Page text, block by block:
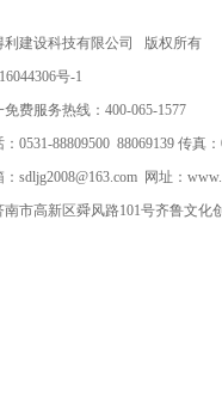
利建设科技有限公司 版权所有
号-1
费服务热线：400-065-1577
0531-88809500 88069139 传真：
sdljg2008@163.com 网址：
南市高新区舜风路101号齐鲁文化